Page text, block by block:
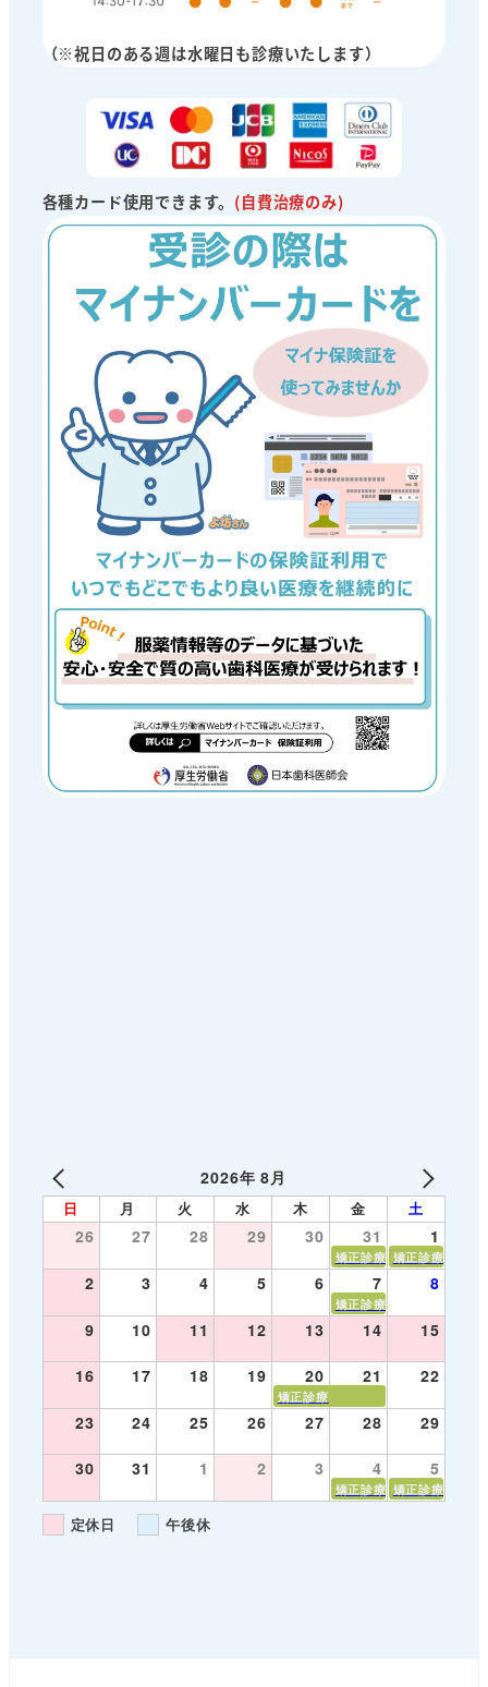
（※祝日のある週は水曜日も診療いたします）
各種カード使用できます。 (自費治療のみ)
2026年 8月
日 月 火 水 木 金 土
26 27 28 29 30 31 1
矯正診療 矯正診療
2 3 4 5 6 7 8
矯正診療
9 10 11 12 13 14 15
16 17 18 19 20 21 22
矯正診療
23 24 25 26 27 28 29
30 31 1 2 3 4 5
矯正診療 矯正診療
定休日 午後休